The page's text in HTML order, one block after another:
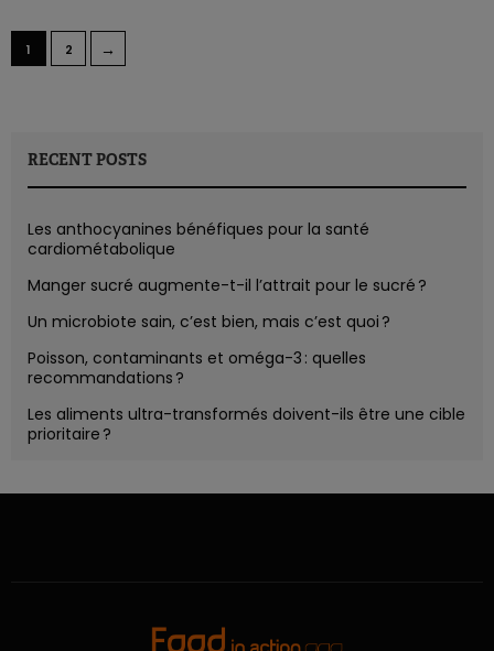
1 2 →
RECENT POSTS
Les anthocyanines bénéfiques pour la santé
cardiométabolique
Manger sucré augmente-t-il l’attrait pour le sucré ?
Un microbiote sain, c’est bien, mais c’est quoi ?
Poisson, contaminants et oméga-3 : quelles
recommandations ?
Les aliments ultra-transformés doivent-ils être une cible
prioritaire ?